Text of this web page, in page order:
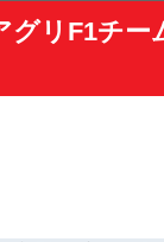
グリF1チー